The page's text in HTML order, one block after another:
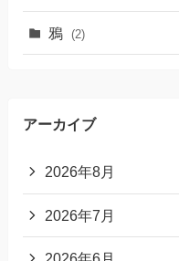
鴉 (2)
アーカイブ
2026年8月
2026年7月